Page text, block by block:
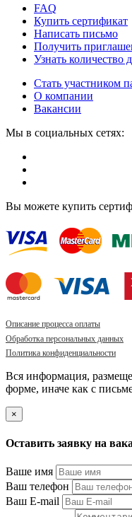
FAQ
Купить сертификат
Написать письмо
Получить
Узнать количество
Стать участником
О компании
Вакансии
Мы в социальных сетях:
Вы можете купить
Описание процесса оплаты
Обработка персональных данных
Политика конфиденциальности
Вся информация,
форме, иначе как с
×
Оставить заявку на
Ваше имя
Ваш телефон
Ваш E-mail